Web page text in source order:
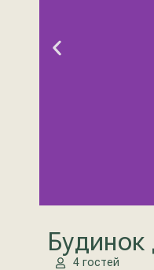
Будинок
4 гостей